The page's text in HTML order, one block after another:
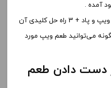
آمده .
دقیقاً مشکل طعم و مزه نداشتن ویپ و پاد + 3 راه حل کلیدی آن
می‌توانید طعم ویپ مورد
دست دادن طعم